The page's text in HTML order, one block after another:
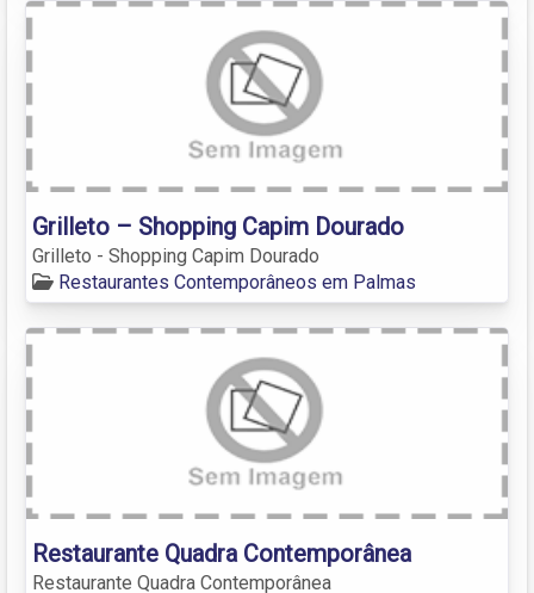
Grilleto – Shopping Capim Dourado
Grilleto - Shopping Capim Dourado
Restaurantes Contemporâneos em Palmas
Restaurante Quadra Contemporânea
Restaurante Quadra Contemporânea